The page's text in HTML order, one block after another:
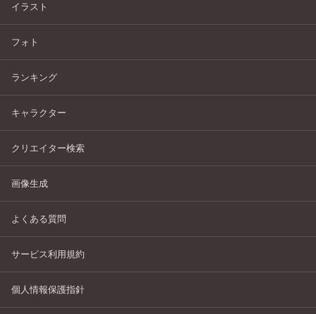
イラスト
フォト
ランキング
キャラクター
クリエイター検索
画像生成
よくある質問
サービス利用規約
個人情報保護指針